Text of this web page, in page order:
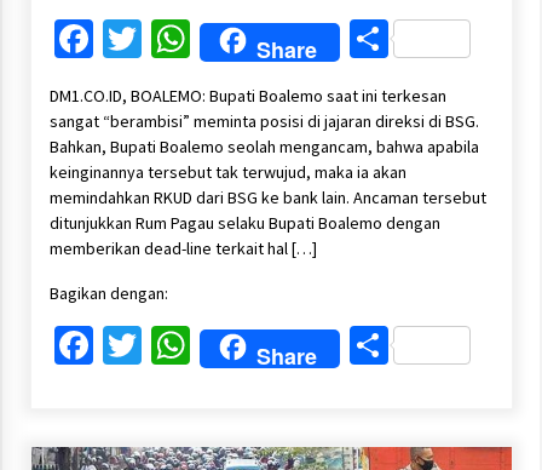
Facebook
Twitter
WhatsApp
Share Share
DM1.CO.ID, BOALEMO: Bupati Boalemo saat ini terkesan
sangat “berambisi” meminta posisi di jajaran direksi di BSG.
Bahkan, Bupati Boalemo seolah mengancam, bahwa apabila
keinginannya tersebut tak terwujud, maka ia akan
memindahkan RKUD dari BSG ke bank lain. Ancaman tersebut
ditunjukkan Rum Pagau selaku Bupati Boalemo dengan
memberikan dead-line terkait hal […]
Bagikan dengan:
Facebook
Twitter
WhatsApp
Share Share